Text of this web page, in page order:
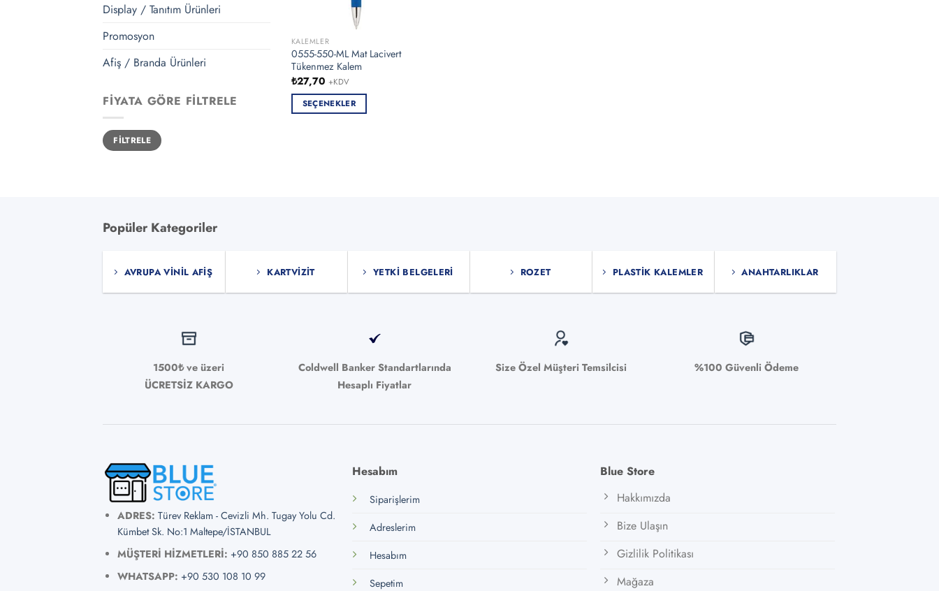
Display / Tanıtım Ürünleri
Promosyon
Afiş / Branda Ürünleri
FIYATA GÖRE FILTRELE
En
düşük
fiyat
En
yüksek
fiyat
FILTRELE
KALEMLER
0555-550-ML Mat Lacivert
Tükenmez Kalem
₺27,70 +KDV
SEÇENEKLER
seçilebilir
Popüler Kategoriler
AVRUPA VINIL AFIŞ KARTVIZIT YETKI BELGELERI ROZET PLASTIK KALEMLER ANAHTARLIKLAR
1500₺ ve üzeri
ÜCRETSİZ KARGO
Coldwell Banker Standartlarında
Hesaplı Fiyatlar
Size Özel Müşteri Temsilcisi %100 Güvenli Ödeme
ADRES: Türev Reklam - Cevizli Mh. Tugay Yolu Cd.
Kümbet Sk. No:1 Maltepe/İSTANBUL
MÜŞTERİ HİZMETLERİ: +90 850 885 22 56
WHATSAPP: +90 530 108 10 99
Hesabım
Siparişlerim
Adreslerim
Hesabım
Sepetim
Blue Store
Hakkımızda
Bize Ulaşın
Gizlilik Politikası
Mağaza